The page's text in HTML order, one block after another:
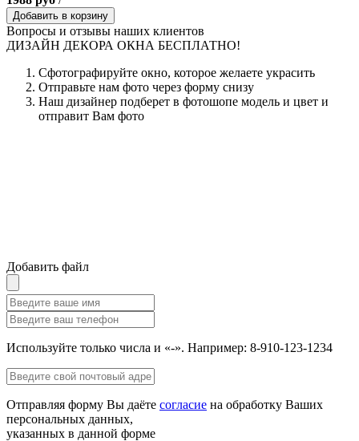
Добавить в корзину
Вопросы и отзывы наших клиентов
ДИЗАЙН ДЕКОРА ОКНА БЕСПЛАТНО!
Сфотографируйте окно, которое желаете украсить
Отправьте нам фото через форму снизу
Наш дизайнер подберет в фотошопе модель и цвет и
отправит Вам фото
Добавить файл
Используйте только числа и «-». Например: 8-910-123-1234
Отправляя форму Вы даёте согласие на обработку Ваших
персональных данных,
указанных в данной форме